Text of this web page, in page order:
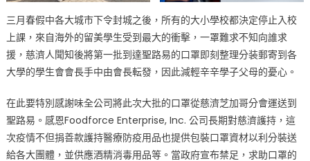
三月春假中各大城市下令封城之後，所有的大小學校都決定停止入校
上課，來自海外的留美學生受到最大的衝擊，一罩難求不知向誰求
援，慈濟人聞知後將第一批到達聖路易的口罩即刻整理分装郵寄到各
大學的學生會會長手中由會長転發，因此減輕辛辛學子父母的憂心。
在此要特別感謝味全公司將此次大批的口罩從慈濟芝加哥分會運送到
聖路易。感恩Foodforce Enterprise, Inc. 公司長期對慈濟護持，這
次疫情不但捐善款護持醫療防疫用品也提供包裝口罩資材以利分裝送
給各大團體，並供應酒精消毒用品等。當政府宣布禁足，求助口罩的